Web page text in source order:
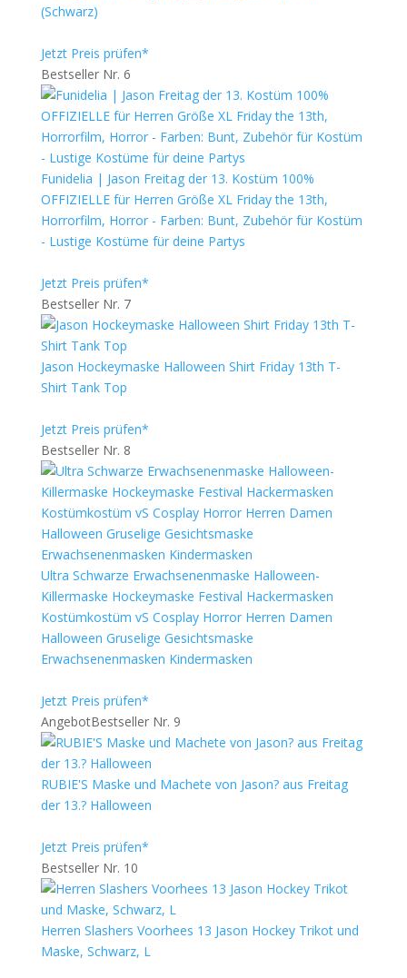
(Schwarz)
Jetzt Preis prüfen*
Bestseller Nr. 6
Funidelia | Jason Freitag der 13. Kostüm 100%
OFFIZIELLE für Herren Größe XL Friday the 13th,
Horrorfilm, Horror - Farben: Bunt, Zubehör für Kostüm
- Lustige Kostüme für deine Partys
Jetzt Preis prüfen*
Bestseller Nr. 7
Jason Hockeymaske Halloween Shirt Friday 13th T-
Shirt Tank Top
Jetzt Preis prüfen*
Bestseller Nr. 8
Ultra Schwarze Erwachsenenmaske Halloween-
Killermaske Hockeymaske Festival Hackermasken
Kostümkostüm vS Cosplay Horror Herren Damen
Halloween Gruselige Gesichtsmaske
Erwachsenenmasken Kindermasken
Jetzt Preis prüfen*
AngebotBestseller Nr. 9
RUBIE'S Maske und Machete von Jason? aus Freitag
der 13.? Halloween
Jetzt Preis prüfen*
Bestseller Nr. 10
Herren Slashers Voorhees 13 Jason Hockey Trikot und
Maske, Schwarz, L